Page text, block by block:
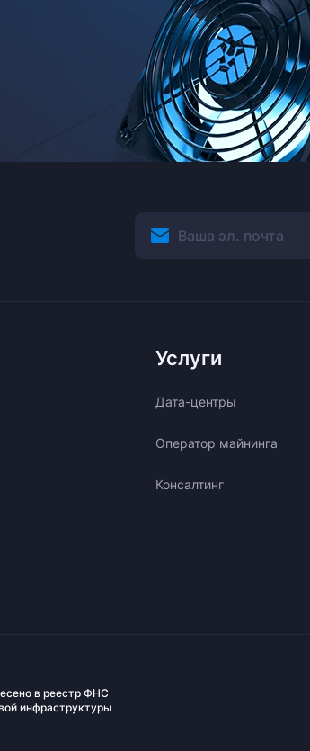
Услуги
Дата-центры
Оператор майнинга
Консалтинг
в реестр ФНС
инфраструктуры